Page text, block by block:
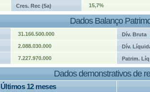
Cres. Rec (5a) 15,7%
Dados Balanço
31.166.500.000 Dív. Bruta
2.088.030.000 Dív.
7.227.970.000 Patrim. Líq
Dados demonstrativos de
Últimos 12 meses